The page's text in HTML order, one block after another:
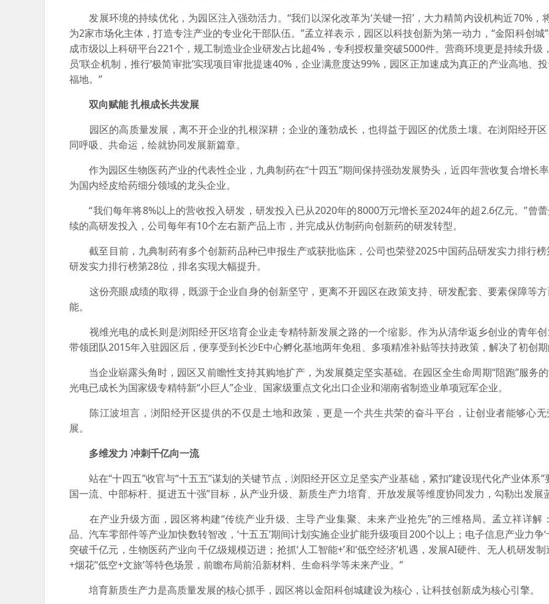
发展环境的持续优化，为园区注入强劲活力。“我们以深化改革为‘关键一招’，大力精简内设机构近70%，
为2家市场化主体，打造专注产业的专业化干部队伍。”孟立祥表示，园区以科技创新为第一动力，“金阳科创城
成市级以上科研平台221个，规工制造业企业研发占比超4%，专利授权量突破5000件。营商环境更是持续升级
员’联企机制，推行‘极简审批’实现项目审批提速40%，企业满意度达99%，园区正加速成为真正的产业高地、
福地。”
双向赋能 扎根成长共发展
园区的高质量发展，离不开企业的扎根深耕；企业的蓬勃成长，也得益于园区的优质土壤。在浏阳经开
同呼吸、共命运，绘就协同发展新篇章。
作为园区生物医药产业的代表性企业，九典制药在“十四五”期间保持强劲发展势头，近四年营收复合增长
为国内经皮给药细分领域的龙头企业。
“我们每年将8%以上的营收投入研发，研发投入已从2020年的8000万元增长至2024年的超2.6亿元。”曾
续的高研发投入，公司每年有10个左右新产品上市，并完成从仿制药向创新药的研发转型。
截至目前，九典制药有多个创新药品种已申报生产或获批临床，公司也荣登2025中国药品研发实力排行榜
研发实力排行榜第28位，排名实现大幅提升。
这份亮眼成绩的取得，既源于企业自身的创新坚守，更离不开园区在政策支持、研发配套、要素保障等
能。
视维光电的成长则是浏阳经开区培育企业走专精特新发展之路的一个缩影。作为从清华返乡创业的青年
带领团队2015年入驻园区后，便享受到长沙E中心孵化基地两年免租、多项精准补贴等扶持政策，解决了初创
当企业崭露头角时，园区又前瞻性支持其购地扩产，为发展奠定坚实基础。在园区全生命周期“陪跑”服务
光电已成长为国家级专精特新“小巨人”企业、国家级重点文化出口企业和湖南省制造业单项冠军企业。
陈江波坦言，浏阳经开区提供的不仅是土地和政策，更是一个共生共荣的奋斗平台，让创业者能够心无
展。
多维发力 冲刺千亿向一流
站在“十四五”收官与“十五五”谋划的关键节点，浏阳经开区立足坚实产业基础，紧扣“建设现代化产业体系”
国一流、中部标杆、挺进五十强”目标，从产业升级、新质生产力培育、开放发展等维度协同发力，勾勒出发展
在产业升级方面，园区将构建“传统产业升级、主导产业集聚、未来产业抢先”的三维格局。孟立祥详解
品、汽车零部件等产业加快数转智改，‘十五五’期间计划实施企业扩能升级项目200个以上；电子信息产业力争‘
突破千亿元，生物医药产业向千亿级规模迈进；抢抓‘人工智能+’和‘低空经济’机遇，发展AI硬件、无人机研发制
+烟花’‘低空+文旅’等特色场景，前瞻布局前沿新材料、生命科学等未来产业。”
培育新质生产力是高质量发展的核心抓手，园区将以金阳科创城建设为核心，让科技创新成为核心引擎。